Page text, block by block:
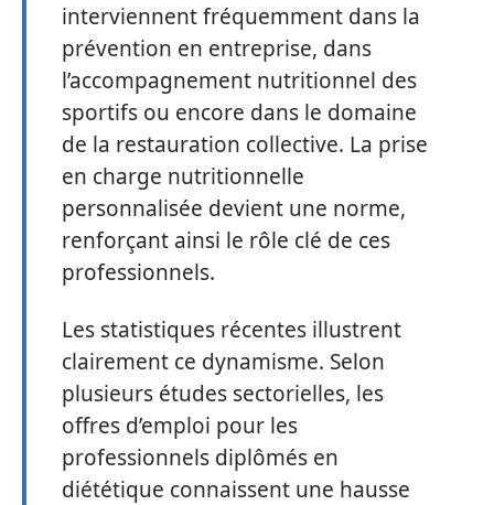
interviennent fréquemment dans la
prévention en entreprise, dans
l’accompagnement nutritionnel des
sportifs ou encore dans le domaine
de la restauration collective. La prise
en charge nutritionnelle
personnalisée devient une norme,
renforçant ainsi le rôle clé de ces
professionnels.
Les statistiques récentes illustrent
clairement ce dynamisme. Selon
plusieurs études sectorielles, les
offres d’emploi pour les
professionnels diplômés en
diététique connaissent une hausse